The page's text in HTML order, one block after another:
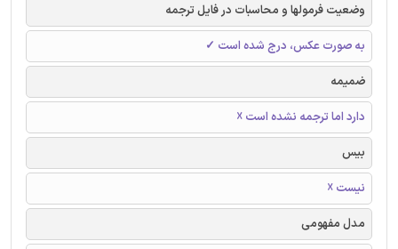
وضعیت فرمولها و محاسبات در فایل ترجمه
به صورت عکس، درج شده است ✓
ضمیمه
دارد اما ترجمه نشده است ☓
بیس
نیست ☓
مدل مفهومی